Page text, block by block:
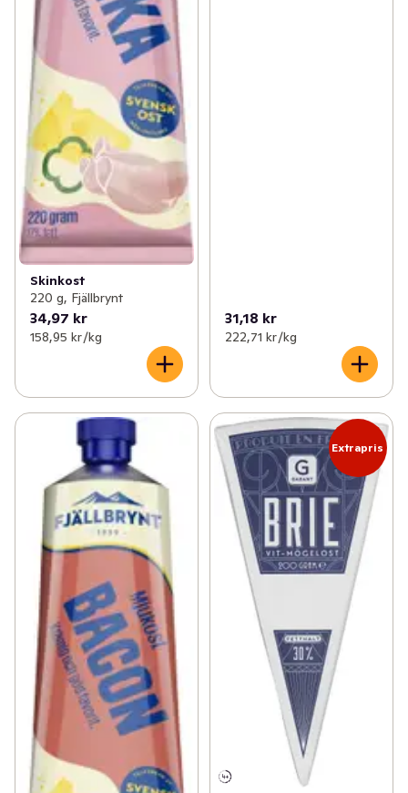
Skinkost
220 g, Fjällbrynt
34,97 kr
158,95 kr /kg
31,18 kr
222,71 kr /kg
Extrapris